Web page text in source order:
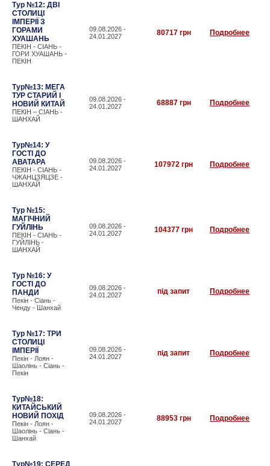
Тур №12: ДВІ
СТОЛИЦІ
ІМПЕРІЇ З
ГОРАМИ
ХУАШАНЬ
ПЕКІН - СІАНЬ -
ГОРИ ХУАШАНЬ -
ПЕКІН
09.08.2026 -
24.01.2027
80717 грн Подробнее
Тур№13: МЕГА
ТУР СТАРИЙ І
НОВИЙ КИТАЙ
ПЕКІН – СІАНЬ -
ШАНХАЙ
09.08.2026 -
24.01.2027
68887 грн Подробнее
Тур№14: У
ГОСТІ ДО
АВАТАРА
ПЕКІН - СІАНЬ -
ЧЖАНЦЗЯЦЗЕ -
ШАНХАЙ
09.08.2026 -
24.01.2027
107972 грн Подробнее
Тур №15:
МАГІЧНИЙ
ГУЙЛІНЬ
ПЕКІН - СІАНЬ -
ГУЙЛІНЬ -
ШАНХАЙ
09.08.2026 -
24.01.2027
104377 грн Подробнее
Тур №16: У
ГОСТІ ДО
ПАНДИ
Пекін - Сіань -
Ченду - Шанхай
09.08.2026 -
24.01.2027
під запит Подробнее
Тур №17: ТРИ
СТОЛИЦІ
ІМПЕРІЇ
Пекін - Лоян -
Шаолінь - Сіань -
Пекін
09.08.2026 -
24.01.2027
під запит Подробнее
Тур№18:
КИТАЙСЬКИЙ
НОВИЙ ПОХІД
Пекін - Лоян -
Шаолінь - Сіань -
Шанхай
09.08.2026 -
24.01.2027
88953 грн Подробнее
Тур№19: СЕРЕД